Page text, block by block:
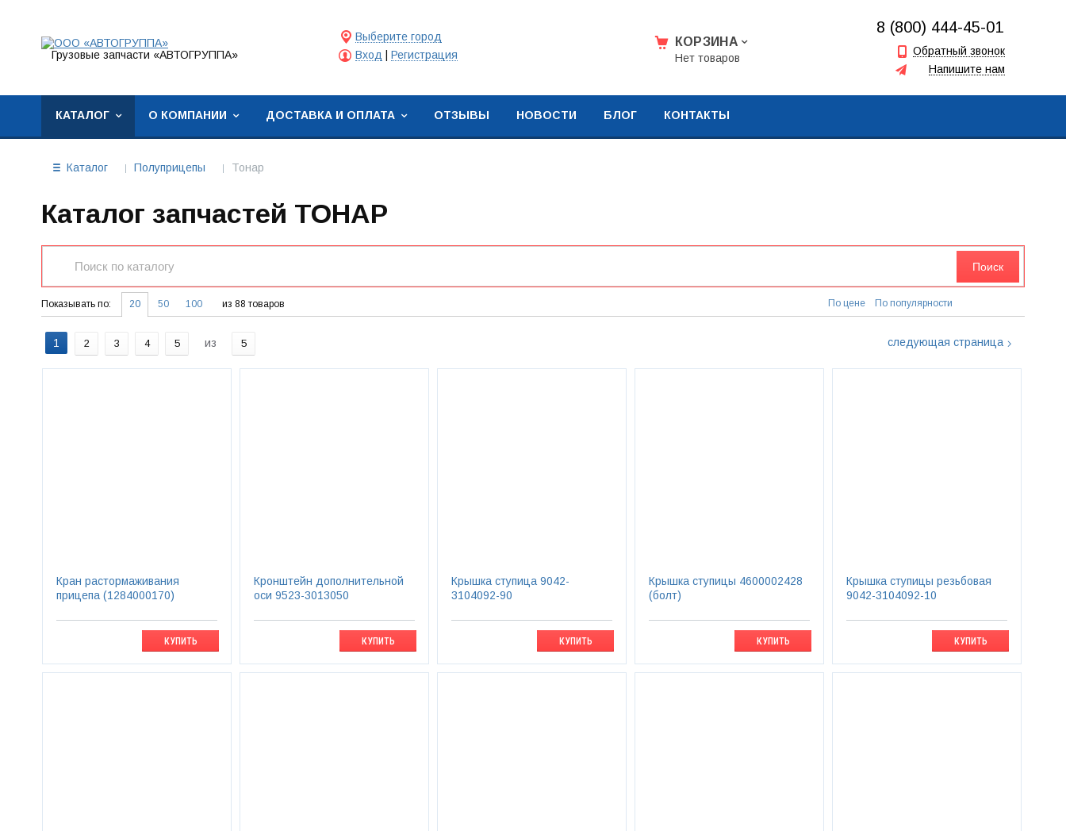
Грузовые запчасти «АВТОГРУППА»
Выберите город
Вход
Регистрация
КОРЗИНА
Нет товаров
8 (800) 444-45-01
+7 (917) 857-00-16
+7 (962) 573-06-64
Напишите нам
Обратный звонок
КАТАЛОГ О КОМПАНИИ ДОСТАВКА И ОПЛАТА ОТЗЫВЫ НОВОСТИ БЛОГ КОНТАКТЫ
Каталог Полуприцепы Тонар
Каталог запчастей ТОНАР
Показывать по: 20 50 100 из 88 товаров По цене По популярности
1 2 3 4 5 из 5 следующая страница
Кран растормаживания
прицепа (1284000170)
КУПИТЬ
Кронштейн дополнительной
оси 9523-3013050
КУПИТЬ
Крышка ступица 9042-
3104092-90
КУПИТЬ
Крышка ступицы 4600002428
(болт)
КУПИТЬ
Крышка ступицы резьбовая
9042-3104092-10
КУПИТЬ